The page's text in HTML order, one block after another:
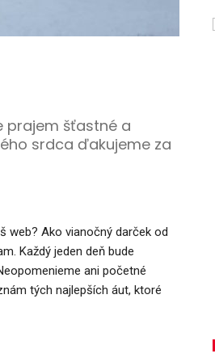
prajem šťastné a
srdca ďakujeme za
web? Ako vianočný darček od
Každý jeden deň bude
ani početné
tých najlepších áut, ktoré